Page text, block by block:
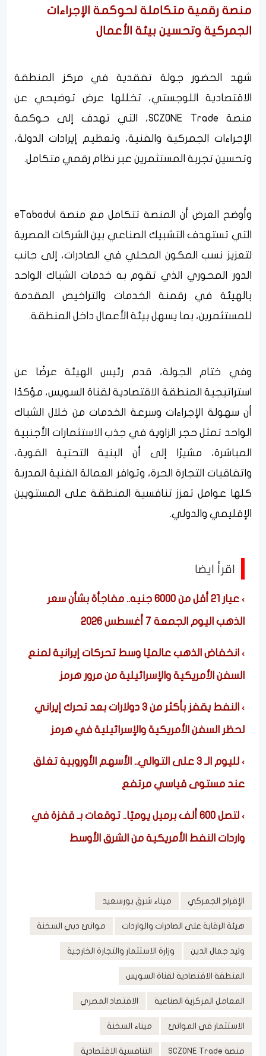
منصة رقمية متكاملة لحوكمة الإجراءات
الجمركية وتحسين بيئة الأعمال
شهد الحضور جولة تفقدية في مركز المنطقة
الاقتصادية اللوجستي، تخللها عرض توضيحي عن
منصة SCZONE Trade، التي تهدف إلى حوكمة
الإجراءات الجمركية والفنية، وتعظيم إيرادات الدولة،
وتحسين تجربة المستثمرين عبر نظام رقمي متكامل.
وأوضح العرض أن المنصة تتكامل مع منصة eTabadul
التي تستهدف التشبيك الصناعي بين الشركات المصرية
لتعزيز نسب المكون المحلي في الصادرات، إلى جانب
الدور المحوري الذي تقوم به خدمات الشباك الواحد
بالهيئة في رقمنة الخدمات والتراخيص المقدمة
للمستثمرين، بما يسهل بيئة الأعمال داخل المنطقة.
وفي ختام الجولة، قدم رئيس الهيئة عرضًا عن
استراتيجية المنطقة الاقتصادية لقناة السويس، مؤكدًا
أن سهولة الإجراءات وسرعة الخدمات من خلال الشباك
الواحد تمثل حجر الزاوية في جذب الاستثمارات الأجنبية
المباشرة، مشيرًا إلى أن البنية التحتية القوية،
واتفاقيات التجارة الحرة، وتوافر العمالة الفنية المدربة
كلها عوامل تعزز تنافسية المنطقة على المستويين
الإقليمي والدولي.
اقرأ ايضا
عيار 21 أقل من 6000 جنيه.. مفاجأة بشأن سعر
الذهب اليوم الجمعة 7 أغسطس 2026
انخفاض الذهب عالميًا وسط تحركات إيرانية لمنع
السفن الأمريكية والإسرائيلية من مرور هرمز
النفط يقفز بأكثر من 3 دولارات بعد تحرك إيراني
لحظر السفن الأمريكية والإسرائيلية في هرمز
لليوم الـ 3 على التوالي.. الأسهم الأوروبية تغلق
عند مستوى قياسي مرتفع
لتصل 600 ألف برميل يوميًا.. توقعات بـ قفزة في
واردات النفط الأمريكية من الشرق الأوسط
الإفراج الجمركي ميناء شرق بورسعيد
هيئة الرقابة على الصادرات والواردات موانئ دبي السخنة
وليد جمال الدين وزارة الاستثمار والتجارة الخارجية
المنطقة الاقتصادية لقناة السويس
المعامل المركزية الصناعية الاقتصاد المصري
الاستثمار في الموانئ ميناء السخنة
منصة SCZONE Trade التنافسية الاقتصادية